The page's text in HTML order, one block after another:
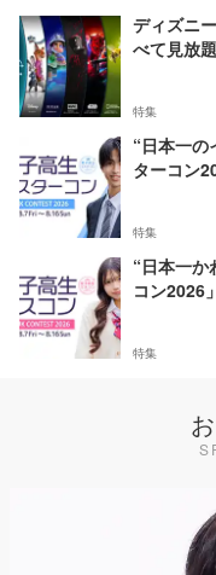
ディズニ
べて見放
特集
“日本一の
ターコン
特集
“日本一か
コン2026
特集